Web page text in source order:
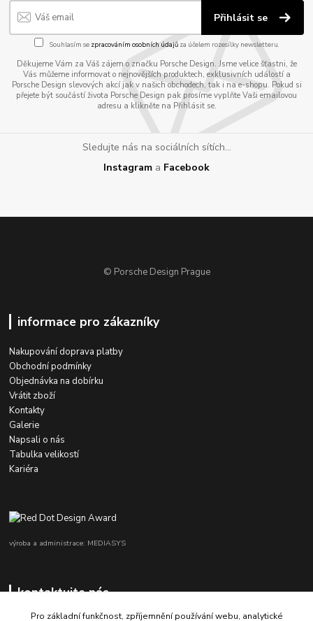
Přihlásit se
Souhlasím se zpracováním osobních údajůza účelem rozesílky newsletteru.
Děkujeme Vám za Váš zájem o značku Porsche Design. Jsme velice šťastni, že
Vás můžeme informovat o nejnovějších produktech, exklusivních událostí a
Porsche Design slevových akcí jak v našich obchodech, tak i na e-shopu. Pokud si
přejete být součástí života Porsche Design pak prosíme vyplňte Vaši emailovou
adresu a klikněte na Přihlásit se.
Sledujte nás na sociálních sítích...
Instagram a Facebook
© Porsche Design Prague
informace pro zákazníky
Nakupování doprava platby
Obchodní podmínky
Objednávka na dobírku
Vrátit zboží
Kontakty
Galerie
Napsali o nás
Tabulka velikostí
Kariéra
výroba a administrace: MEDIASYS
kontaktujte nás
Pro základní funkčnost, zpříjemnění používání webu, analytické